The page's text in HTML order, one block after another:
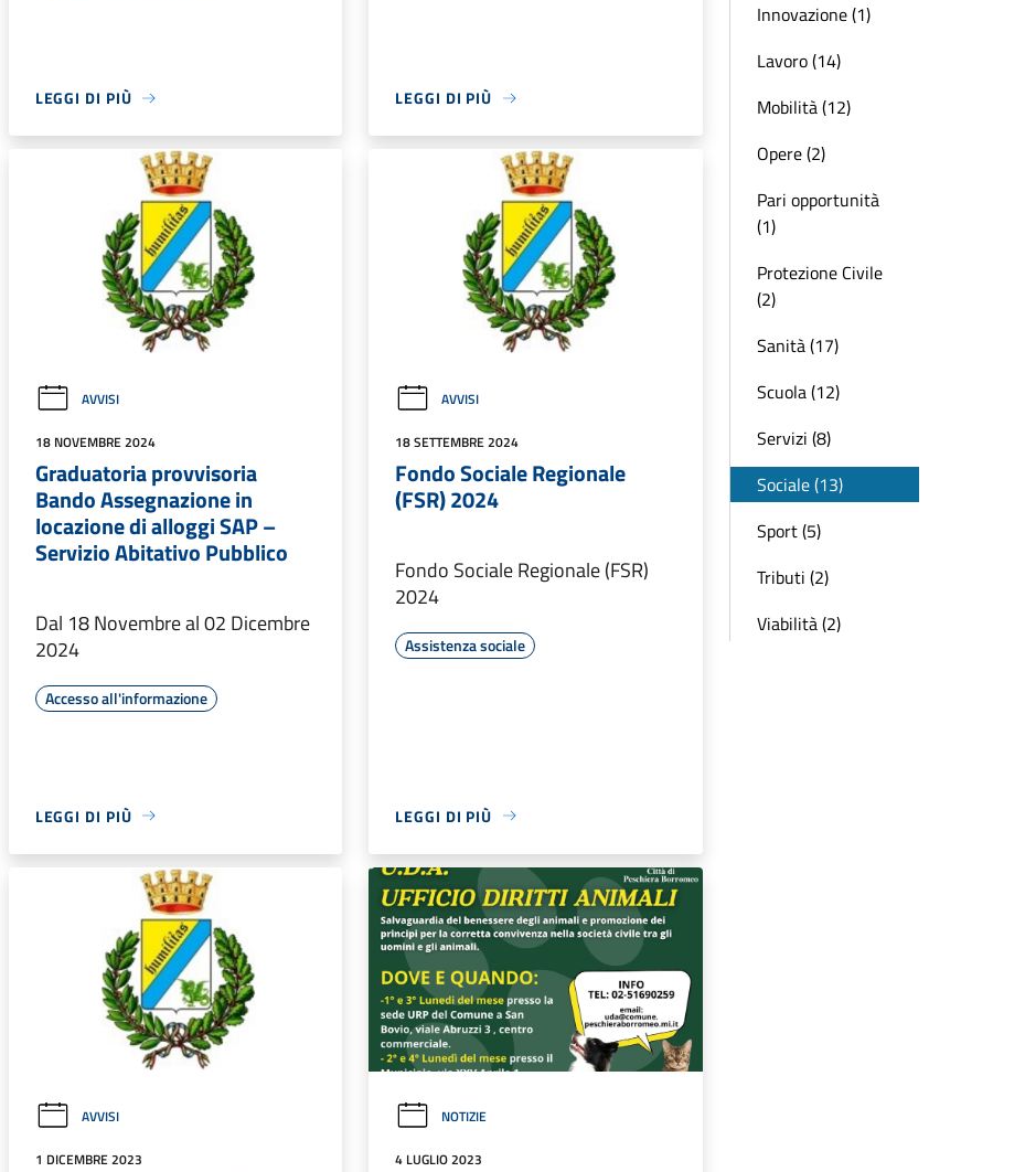
LEGGI DI PIÙ LEGGI DI PIÙ
AVVISI
18 NOVEMBRE 2024
Graduatoria provvisoria
Bando Assegnazione in
locazione di alloggi SAP –
Servizio Abitativo Pubblico
Dal 18 Novembre al 02 Dicembre
2024
Accesso all'informazione
LEGGI DI PIÙ
AVVISI
18 SETTEMBRE 2024
Fondo Sociale Regionale
(FSR) 2024
Fondo Sociale Regionale (FSR)
2024
Assistenza sociale
LEGGI DI PIÙ
AVVISI
1 DICEMBRE 2023
NOTIZIE
4 LUGLIO 2023
Innovazione (1)
Lavoro (14)
Mobilità (12)
Opere (2)
Pari opportunità
(1)
Protezione Civile
(2)
Sanità (17)
Scuola (12)
Servizi (8)
Sociale (13)
Sport (5)
Tributi (2)
Viabilità (2)